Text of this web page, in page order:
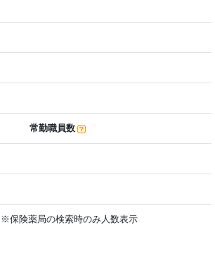
常勤職員数
※保険薬局の検索時のみ人数表示